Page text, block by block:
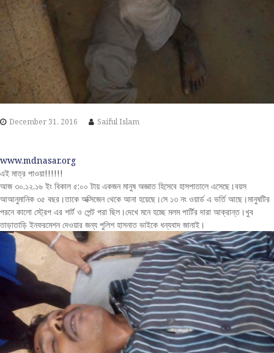
December 31, 2016 Saiful Islam
www.mdnasar.org
এই মাত্র পাওয়া!!!!!!
আজ ৩০.১২.১৬ ইং বিকাল ৫:০০ টায় একজন মানুষ অজ্ঞাত হিসেবে হাসপাতালে এসেছে।বয়স
আআনুমানিক ৩৫ বছর।তাকে অক্সিজেন থেকে আনা হয়েছে।সে ১৩ নং ওয়ার্ড এ ভর্তি আছে।মানুষটির
পরনে কালো স্ট্রেপ এর শার্ট ও পেন্ট পরা ছিল।দেখে মনে হচ্ছে মলম পার্টির দারা আক্রান্ত।খুব
তাড়াতাড়ি ইনফরমেশন দেওয়ার জন্য পুলিশ হাসনাত ভাইকে ধন্যবাদ জানাই।